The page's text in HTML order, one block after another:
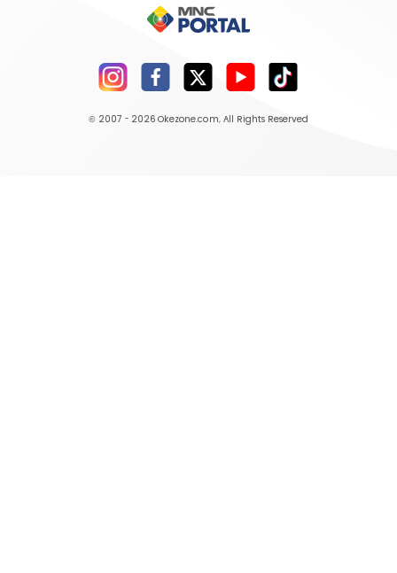
© 2007 - 2026 Okezone.com, All Rights Reserved